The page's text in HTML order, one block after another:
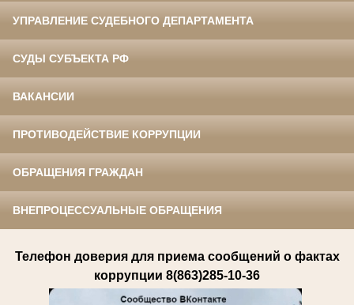
УПРАВЛЕНИЕ СУДЕБНОГО ДЕПАРТАМЕНТА
СУДЫ СУБЪЕКТА РФ
ВАКАНСИИ
ПРОТИВОДЕЙСТВИЕ КОРРУПЦИИ
ОБРАЩЕНИЯ ГРАЖДАН
ВНЕПРОЦЕССУАЛЬНЫЕ ОБРАЩЕНИЯ
Телефон доверия для приема сообщений о фактах
коррупции 8(863)285-10-36